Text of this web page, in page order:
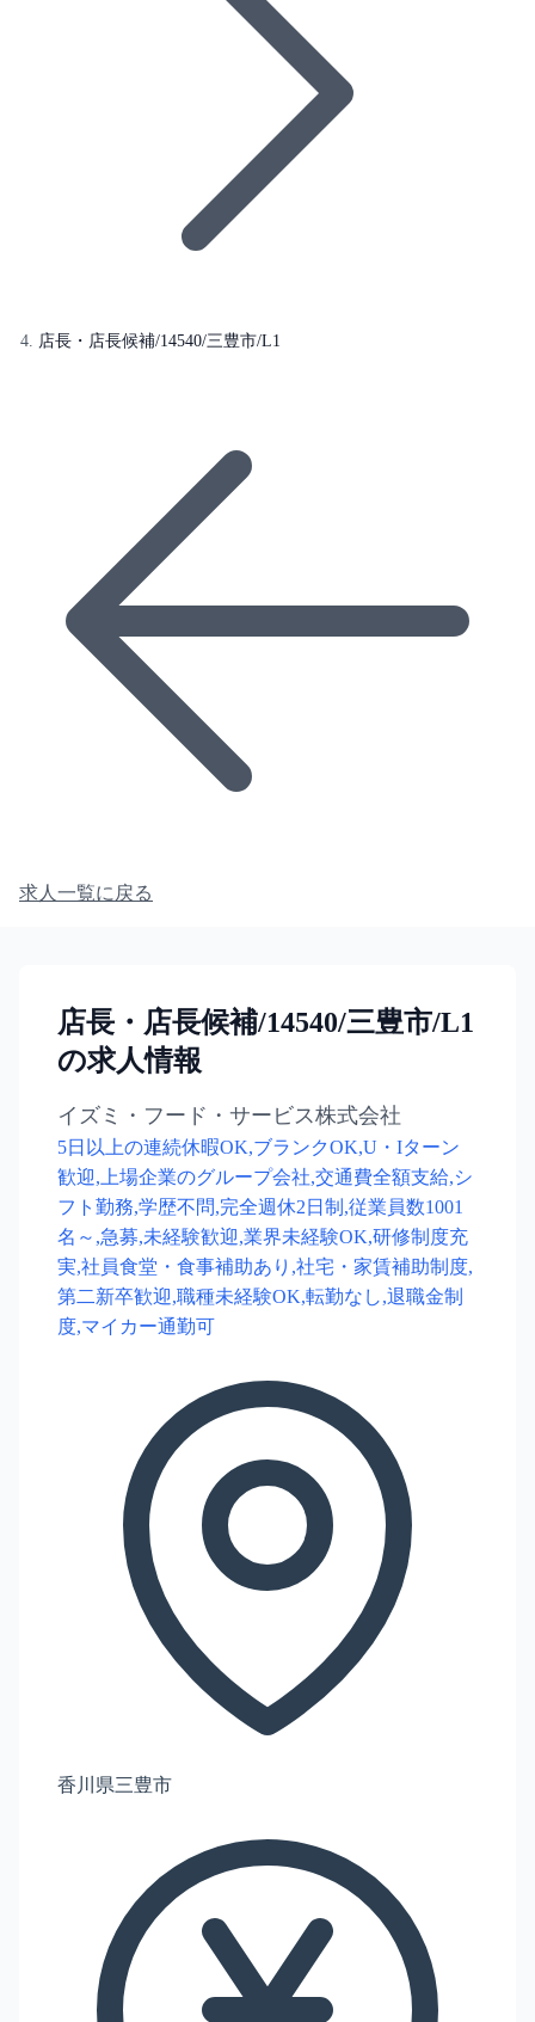
店長・店長候補/14540/三豊市/L1
求人一覧に戻る
店長・店長候補/14540/三豊市/L1
の求人情報
イズミ・フード・サービス株式会社
5日以上の連続休暇OK,ブランクOK,U・Iターン
歓迎,上場企業のグループ会社,交通費全額支給,シ
フト勤務,学歴不問,完全週休2日制,従業員数1001
名～,急募,未経験歓迎,業界未経験OK,研修制度充
実,社員食堂・食事補助あり,社宅・家賃補助制度,
第二新卒歓迎,職種未経験OK,転勤なし,退職金制
度,マイカー通勤可
香川県三豊市